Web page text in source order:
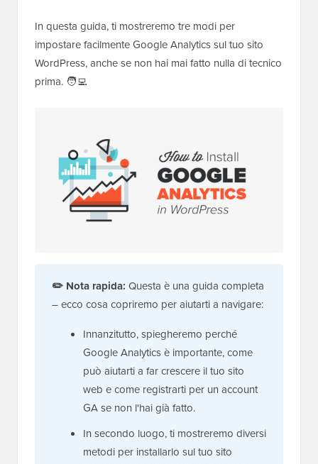
In questa guida, ti mostreremo tre modi per
impostare facilmente Google Analytics sul tuo sito
WordPress, anche se non hai mai fatto nulla di tecnico
prima. 🧑‍💻
✏️ Nota rapida: Questa è una guida completa
– ecco cosa copriremo per aiutarti a navigare:
Innanzitutto, spiegheremo perché
Google Analytics è importante, come
può aiutarti a far crescere il tuo sito
web e come registrarti per un account
GA se non l'hai già fatto.
In secondo luogo, ti mostreremo diversi
metodi per installarlo sul tuo sito